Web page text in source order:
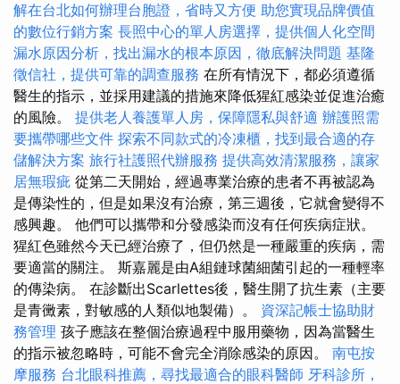
解在台北如何辦理台胞證，省時又方便 助您實現品牌價值
的數位行銷方案 長照中心的單人房選擇，提供個人化空間
漏水原因分析，找出漏水的根本原因，徹底解決問題 基隆
徵信社，提供可靠的調查服務 在所有情況下，都必須遵循
醫生的指示，並採用建議的措施來降低猩紅感染並促進治癒
的風險。 提供老人養護單人房，保障隱私與舒適 辦護照需
要攜帶哪些文件 探索不同款式的冷凍櫃，找到最合適的存
儲解決方案 旅行社護照代辦服務 提供高效清潔服務，讓家
居無瑕疵 從第二天開始，經過專業治療的患者不再被認為
是傳染性的，但是如果沒有治療，第三週後，它就會變得不
感興趣。 他們可以攜帶和分發感染而沒有任何疾病症狀。
猩紅色雖然今天已經治療了，但仍然是一種嚴重的疾病，需
要適當的關注。 斯嘉麗是由A組鏈球菌細菌引起的一種輕率
的傳染病。 在診斷出Scarlettes後，醫生開了抗生素（主要
是青黴素，對敏感的人類似地製備）。 資深記帳士協助財
務管理 孩子應該在整個治療過程中服用藥物，因為當醫生
的指示被忽略時，可能不會完全消除感染的原因。 南屯按
摩服務 台北眼科推薦，尋找最適合的眼科醫師 牙科診所，